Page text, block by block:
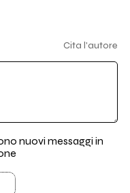
Cita l'autore
nuovi messaggi in